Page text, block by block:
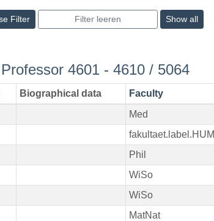
Show all
Professor 4601 - 4610 / 5064
Biographical data Faculty
Med
fakultaet.label.HUM
Phil
WiSo
WiSo
MatNat